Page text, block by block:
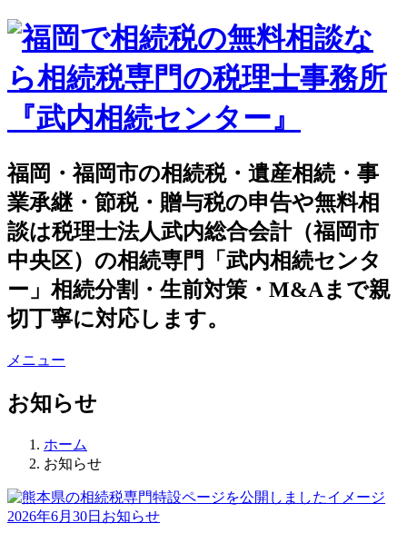
福岡・福岡市の相続税・遺産相続・事
業承継・節税・贈与税の申告や無料相
談は税理士法人武内総合会計（福岡市
中央区）の相続専門「武内相続センタ
ー」相続分割・生前対策・M&Aまで親
切丁寧に対応します。
メニュー
お知らせ
ホーム
お知らせ
2026年6月30日 お知らせ